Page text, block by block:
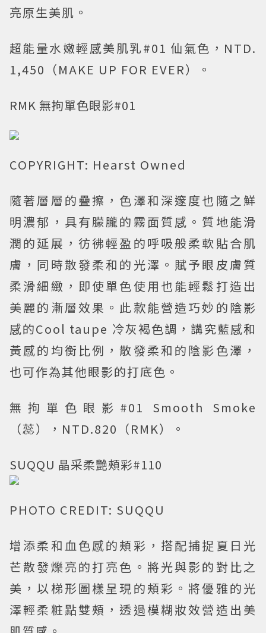
亮原生美肌。
超能量水嫩輕感美肌乳#01 仙氣色，NTD.
1,450（MAKE UP FOR EVER）。
RMK 無拘單色眼影#01
COPYRIGHT: Hearst Owned
隨著層層的疊擦，色澤和深邃度也隨之鮮
明濃郁，具有朦朧的霧面質感。質地能滑
潤的延展，彷彿輕盈的呼吸般柔軟貼合肌
膚，同時散發柔和的光澤。賦予眼皮膚質
柔滑細緻，即使單色使用也能輕鬆打造出
美麗的漸層效果。此款能營造巧妙的陰影
感的Cool taupe 冷灰褐色調，講究藍感和
黃感的均衡比例，散發柔和的陰影色澤，
也可作為其他眼影的打底色。
無拘單色眼影#01 Smooth Smoke
（蕊），NTD.820（RMK）。
SUQQU 晶采柔艷頰彩#110
PHOTO CREDIT: SUQQU
增添柔和血色感的頰彩，搭配捕捉夏日光
芒散發爍亮的打亮色。將光與影的對比之
美，以梯形圖樣呈現的頰彩。將優雅的光
澤輕柔粧點雙頰，透過模糊妝效營造出美